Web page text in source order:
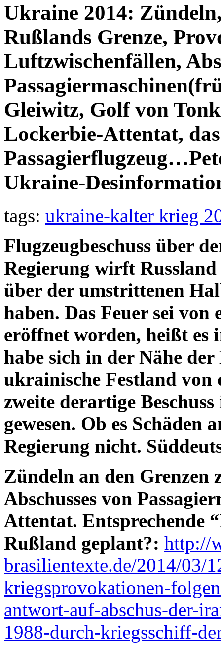
Ukraine 2014:
Rußlands Grenze,
Luftzwischenfällen,
Gleiwitz, Golf von
Lockerbie-Attentat, das
Ukraine-
tags: ukraine-kalter krieg
Flugzeugbeschuss über
Regierung wirft
über der umstrittenen
haben. Das Feuer sei von
eröffnet worden, heißt
habe sich in der Nähe der
ukrainische Festland von
zweite derartige
gewesen. Ob es
Regierung nicht.
Zündeln an den Grenzen
Abschusses von
Attentat. Entsprechende
Rußland geplant?: http://
brasilientexte.de/2014/03/
kriegsprovokationen-
antwort-auf-abschus-der-
1988-durch-kriegsschiff-